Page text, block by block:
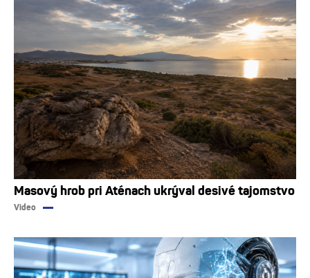
Masový hrob pri Aténach ukrýval desivé tajomstvo
Video